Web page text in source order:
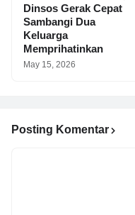
Dinsos Gerak Cepat
Sambangi Dua
Keluarga
Memprihatinkan
May 15, 2026
Posting Komentar